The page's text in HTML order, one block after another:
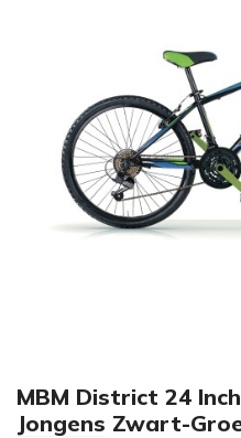
MBM District 24
Jongens Zwart-